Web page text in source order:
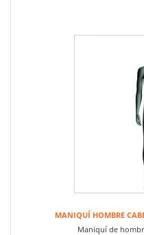
MANIQUÍ HOMBRE
Maniquí de